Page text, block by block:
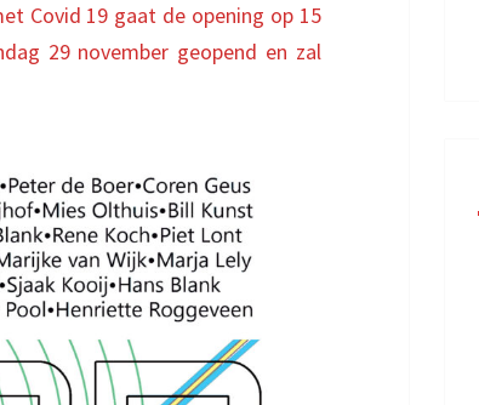
Covid 19 gaat de opening op 15
29 november geopend en zal